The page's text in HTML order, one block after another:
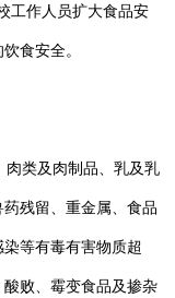
工作人员扩大食品安
食安全。
类及肉制品、乳及乳
残留、重金属、食品
等有毒有害物质超
败、霉变食品及掺杂